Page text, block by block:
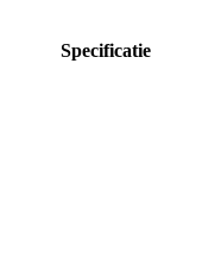
Specificatie